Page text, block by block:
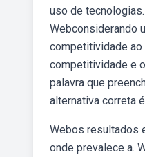
uso de
Webconsiderando
competitividade ao
competitividade e
palavra que
alternativa correta
Webos resultados
onde prevalece a.